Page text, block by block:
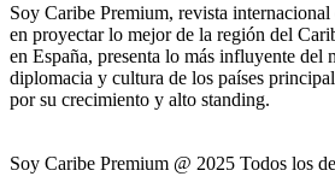
Soy Caribe Premium, revista internacional
en proyectar lo mejor de la región del
en España, presenta lo más influyente del
diplomacia y cultura de los países
por su crecimiento y alto standing.
Soy Caribe Premium @ 2025 Todos los